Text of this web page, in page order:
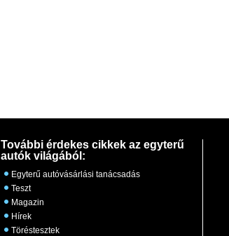
További érdekes cikkek az egyterű
autók világából:
Egyterű autóvásárlási tanácsadás
Teszt
Magazin
Hírek
Töréstesztek